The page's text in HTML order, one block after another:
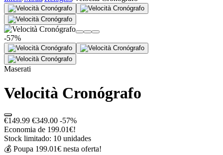
+de 36.000 reviews
-57%
Maserati
Velocità Cronógrafo
€149.99 €349.00 -57%
Economia de 199.01€!
Stock limitado: 10 unidades
💰 Poupa 199.01€ nesta oferta!